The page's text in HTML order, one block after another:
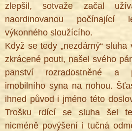
zlepšil, sotvaže začal
naordinovanou počínající
výkonného sloužícího.
Když se tedy „nezdárný“
zkrácené pouti, našel svého
panství rozradostněné a
imobilního syna na nohou.
ihned původ i jméno této
Trošku rdící se sluha šel
nicméně povýšení i tučná